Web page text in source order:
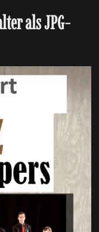
als JPG-